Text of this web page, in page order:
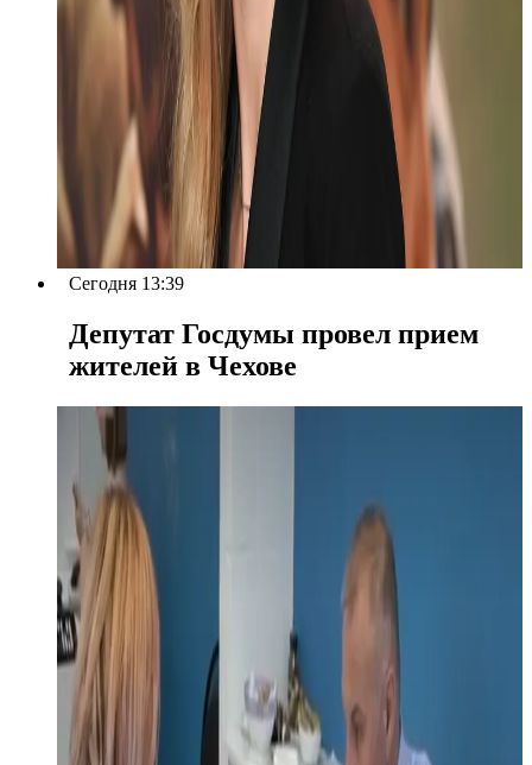
Сегодня 13:39
Депутат Госдумы провел прием
жителей в Чехове